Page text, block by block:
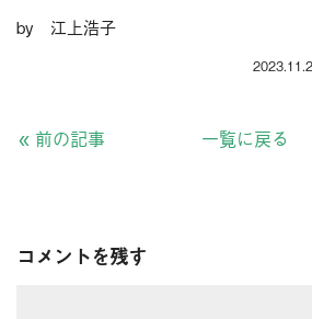
by 江上浩子
« 前の記事 一覧に戻る
コメントを残す